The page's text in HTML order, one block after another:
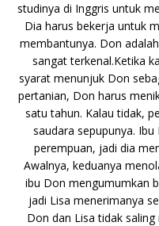
studinya di Inggris untuk
Dia harus bekerja untuk
membantunya. Don
sangat terkenal.Ketika
syarat menunjuk Don
pertanian, Don harus
satu tahun. Kalau tidak,
saudara sepupunya.
perempuan, jadi dia
Awalnya, keduanya
ibu Don mengumumkan
jadi Lisa menerimanya
Don dan Lisa tidak